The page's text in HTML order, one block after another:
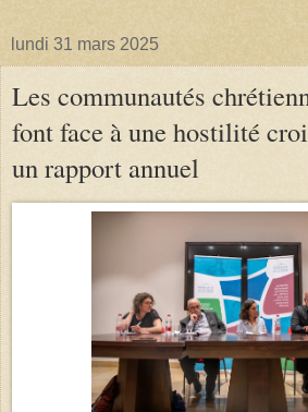
lundi 31 mars 2025
Les communautés
font face à une hostilité
un rapport annuel